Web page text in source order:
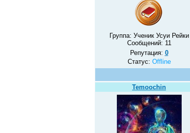
Группа: Ученик Усуи Рейки
Сообщений: 11
Репутация: 0
Статус: Offline
Temoochin